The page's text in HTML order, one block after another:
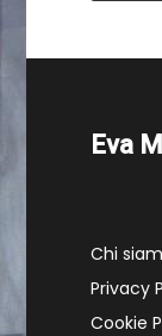
Eva
Chi
Privacy
Cookie